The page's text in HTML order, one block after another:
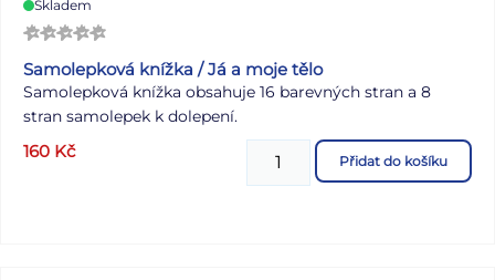
Skladem
Samolepková knížka / Já a moje tělo
Samolepková knížka obsahuje 16 barevných stran a 8
stran samolepek k dolepení.
160 Kč Přidat do košíku